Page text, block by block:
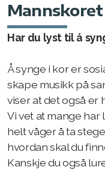
Har du lyst til å
Å synge i kor er
skape musikk på
viser at det også er
Vi vet at mange har
helt våger å ta
hvordan skal du
Kanskje du også